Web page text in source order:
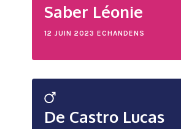
Saber Léonie
12 JUIN 2023 ECHANDENS
De Castro Lucas